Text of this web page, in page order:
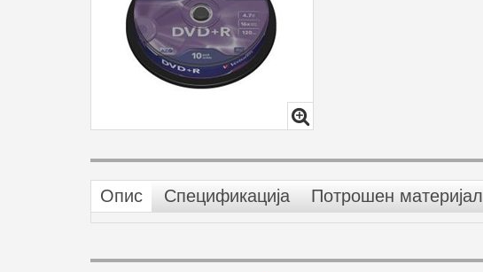
Опис Спецификација Потрошен материјал